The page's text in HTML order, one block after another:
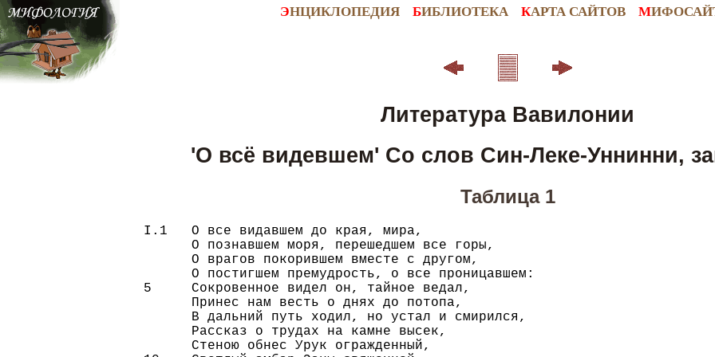
ЭНЦИКЛОПЕДИЯ БИБЛИОТЕКА КАРТА САЙТОВ М
Литература Вавилонии
'О всё видевшем' Со слов Син-Леке-Уннинни,
Таблица 1
I.1   О все видавшем до края, мира,
      О познавшем моря, перешедшем все горы,
      О врагов покорившем вместе с другом,
      О постигшем премудрость, о все проницавшем:
5     Сокровенное видел он, тайное ведал,
      Принес нам весть о днях до потопа,
      В дальний путь ходил, но устал и смирился,
      Рассказ о трудах на камне высек,
      Стеною обнес Урук огражденный,